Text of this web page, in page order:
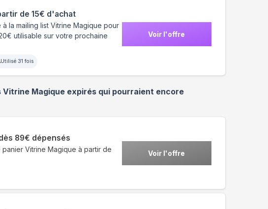
de 15€ d'achat
la mailing list Vitrine Magique pour
utilisable sur votre prochaine
Utilisé 31 fois
Voir l'offre
Vitrine Magiqueexpirés qui pourraient encore
89€ dépensés
Vitrine Magique à partir de
Voir l'offre